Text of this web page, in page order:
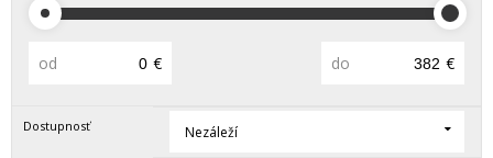
od € do €
Dostupnosť Nezáleží